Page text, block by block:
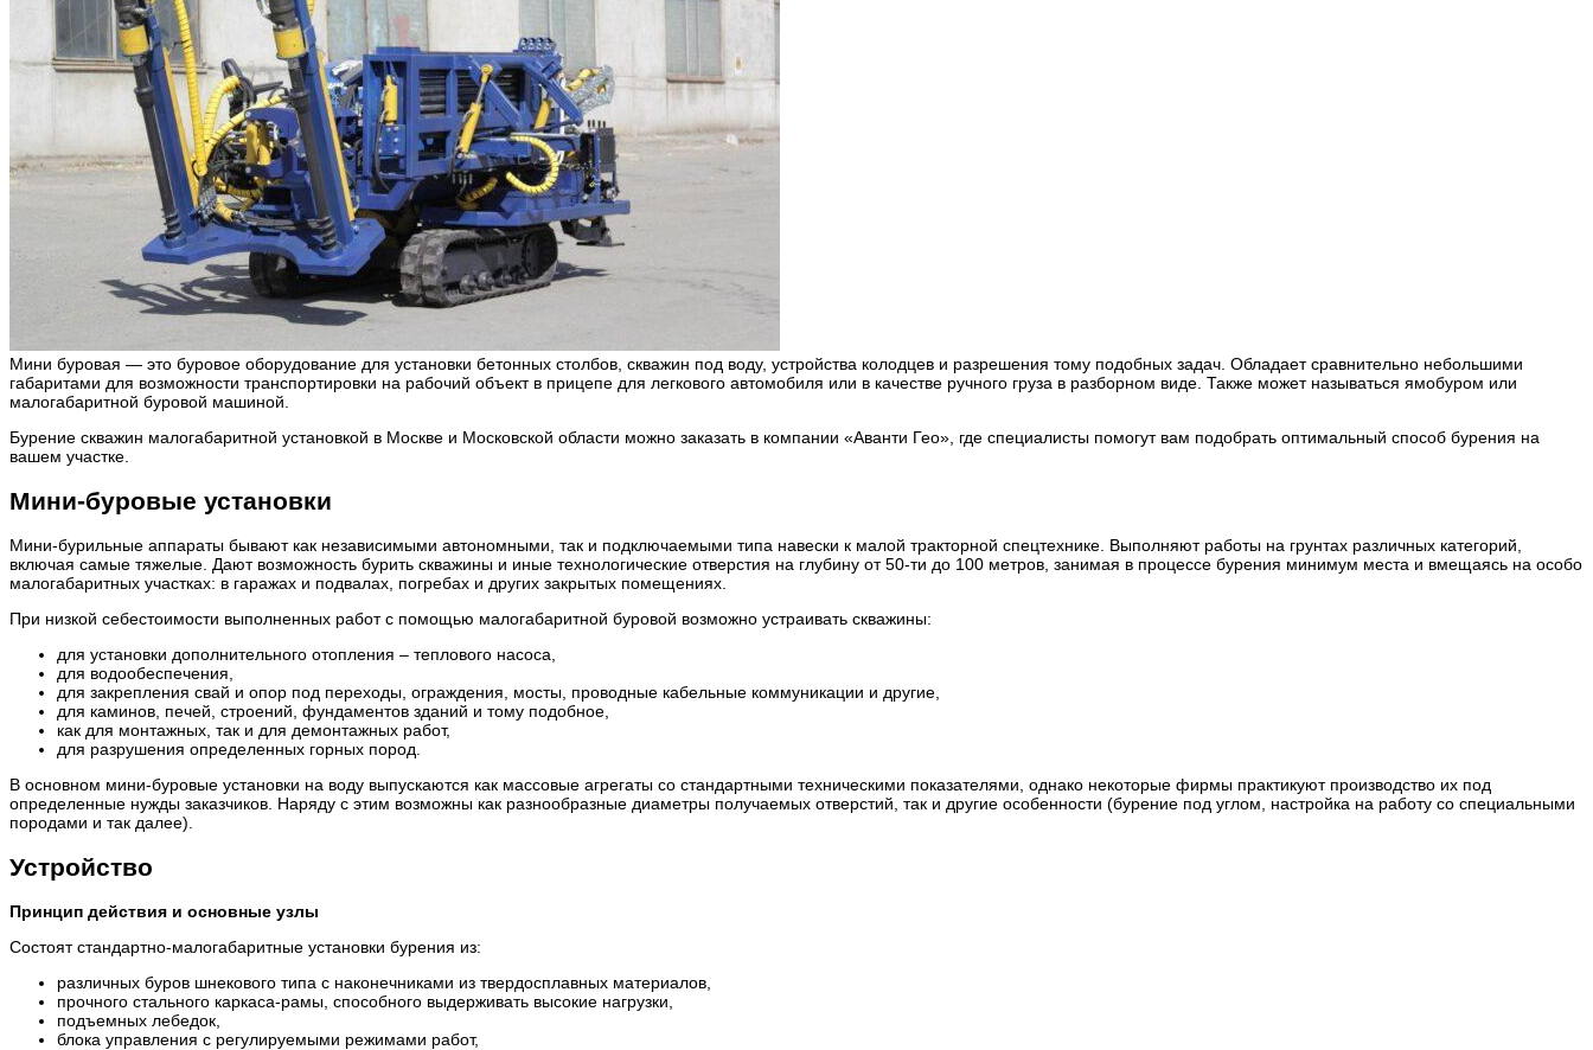
Мини буровая — это буровое оборудование для установки бетонных столбов, скважин под воду, устройства колодцев и разрешения тому подобных задач. Обладает сравнительно небольшими
габаритами для возможности транспортировки на рабочий объект в прицепе для легкового автомобиля или в качестве ручного груза в разборном виде. Также может называться ямобуром или
малогабаритной буровой машиной.
Бурение скважин малогабаритной установкой в Москве и Московской области можно заказать в компании «Аванти Гео», где специалисты помогут вам подобрать оптимальный способ бурения на
вашем участке.
Мини-буровые установки
Мини-бурильные аппараты бывают как независимыми автономными, так и подключаемыми типа навески к малой тракторной спецтехнике. Выполняют работы на грунтах различных категорий,
включая самые тяжелые. Дают возможность бурить скважины и иные технологические отверстия на глубину от 50-ти до 100 метров, занимая в процессе бурения минимум места и вмещаясь на особо
малогабаритных участках: в гаражах и подвалах, погребах и других закрытых помещениях.
При низкой себестоимости выполненных работ с помощью малогабаритной буровой возможно устраивать скважины:
для установки дополнительного отопления – теплового насоса,
для водообеспечения,
для закрепления свай и опор под переходы, ограждения, мосты, проводные кабельные коммуникации и другие,
для каминов, печей, строений, фундаментов зданий и тому подобное,
как для монтажных, так и для демонтажных работ,
для разрушения определенных горных пород.
В основном мини-буровые установки на воду выпускаются как массовые агрегаты со стандартными техническими показателями, однако некоторые фирмы практикуют производство их под
определенные нужды заказчиков. Наряду с этим возможны как разнообразные диаметры получаемых отверстий, так и другие особенности (бурение под углом, настройка на работу со специальными
породами и так далее).
Устройство
Принцип действия и основные узлы
Состоят стандартно-малогабаритные установки бурения из:
различных буров шнекового типа с наконечниками из твердосплавных материалов,
прочного стального каркаса-рамы, способного выдерживать высокие нагрузки,
подъемных лебедок,
блока управления с регулируемыми режимами работ,